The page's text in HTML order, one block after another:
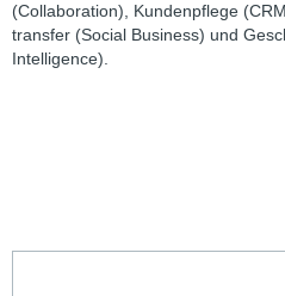
(Collaboration), Kundenpflege
transfer (Social Business) und
Intelligence).